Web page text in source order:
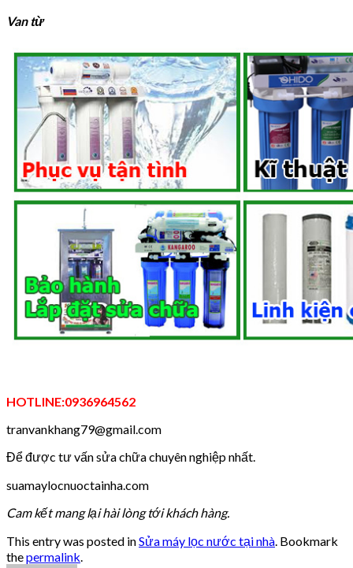
Van từ
HOTLINE:0936964562
tranvankhang79@gmail.com
Để được tư vấn sửa chữa chuyên nghiệp nhất.
suamaylocnuoctainha.com
Cam kết mang lại hài lòng tới khách hàng.
This entry was posted inSửa máy lọc nước tại nhà. Bookmark
thepermalink.